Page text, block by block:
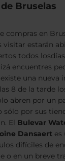
Bruselas
compras en
estarán
todos
encuentres
una nueva
8 de la tarde
abren por un
por sus
El Bulevar
Dansaert es
difíciles de
o en un breve